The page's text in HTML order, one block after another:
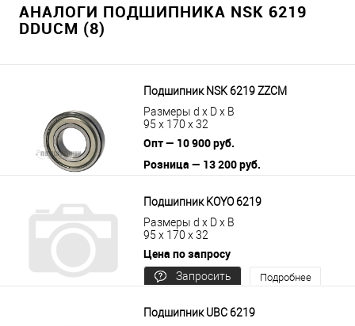
АНАЛОГИ ПОДШИПНИКА NSK 6219
DDUCM (8)
Подшипник NSK 6219 ZZCM
Размеры d x D x B
95 x 170 x 32
Опт — 10 900 руб.
Розница — 13 200 руб.
Подшипник KOYO 6219
Размеры d x D x B
95 x 170 x 32
Цена по запросу
Запросить
Подробнее
Подшипник UBC 6219